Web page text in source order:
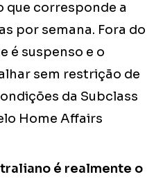
que corresponde a
por semana. Fora do
é suspenso e o
sem restrição de
da Subclass
Home Affairs
é realmente o